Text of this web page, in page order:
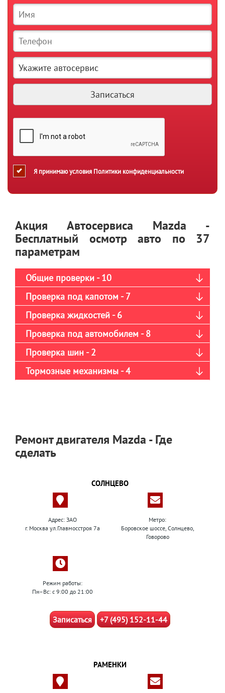
Я принимаю условия Политики конфиденциальности
Акция Автосервиса Mazda -
Бесплатный осмотр авто по 37
параметрам
Общие проверки - 10
Проверка под капотом - 7
Проверка жидкостей - 6
Проверка под автомобилем - 8
Проверка шин - 2
Тормозные механизмы - 4
Ремонт двигателя Mazda - Где
сделать
СОЛНЦЕВО
Адрес: ЗАО
г. Москва ул.Главмосстроя 7а
Метро:
Боровское шоссе, Солнцево,
Говорово
Режим работы:
Пн–Вс: с 9:00 до 21:00
Записаться +7 (495) 152-11-44
РАМЕНКИ